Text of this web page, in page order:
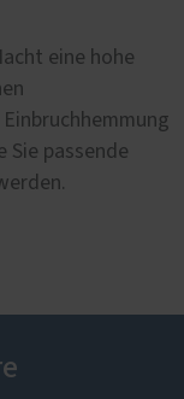
eine hohe
Sie passende